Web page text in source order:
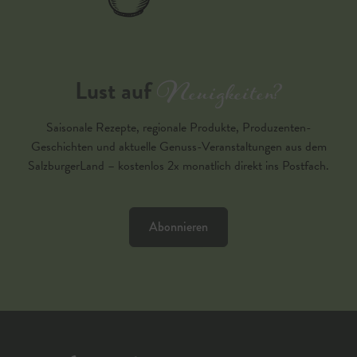
Lust aufNeuigkeiten?
Saisonale Rezepte, regionale Produkte, Produzenten-
Geschichten und aktuelle Genuss-Veranstaltungen aus dem
SalzburgerLand – kostenlos 2x monatlich direkt ins Postfach.
Abonnieren